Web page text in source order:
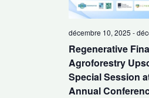
Regenerative
Agroforestry
Special Session
Annual
décembre 10, 2025 -